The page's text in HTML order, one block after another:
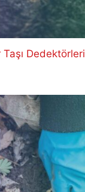
Dedektörleri